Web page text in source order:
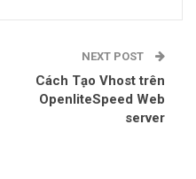
NEXT POST
Cách Tạo Vhost trên
OpenliteSpeed Web
server